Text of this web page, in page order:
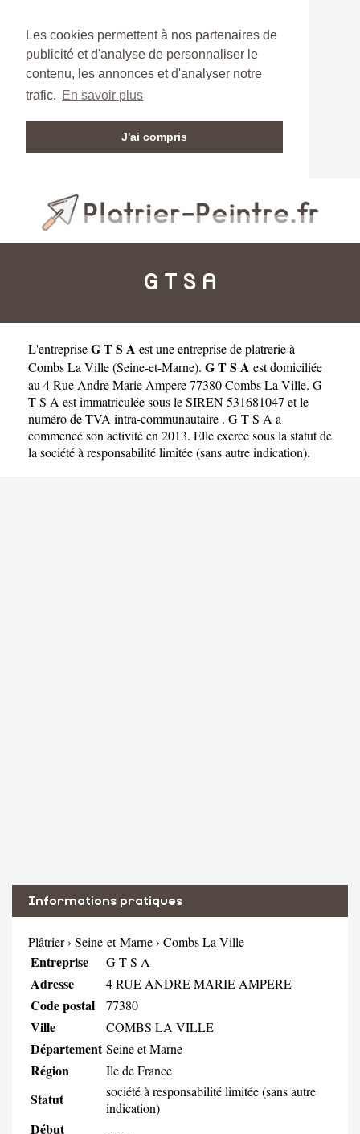
Les cookies permettent à nos partenaires de
publicité et d'analyse de personnaliser le
contenu, les annonces et d'analyser notre
trafic. En savoir plus
J'ai compris
G T S A
L'entrepriseG T S A est uneentreprise de platrerie à
Combs La Ville(Seine-et-Marne). G T S A est domiciliée
au 4 Rue Andre Marie Ampere 77380 Combs La Ville. G
T S A est immatriculée sous le SIREN 531681047 et le
numéro de TVA intra-communautaire . G T S A a
commencé son activité en 2013. Elle exerce sous la statut de
la société à responsabilité limitée (sans autre indication).
Informations pratiques
Plâtrier› Seine-et-Marne› Combs La Ville
Entreprise G T S A
Adresse 4 RUE ANDRE MARIE AMPERE
Code postal 77380
Ville COMBS LA VILLE
Département Seine et Marne
Région Ile de France
Statut
société à responsabilité limitée (sans autre
indication)
Début